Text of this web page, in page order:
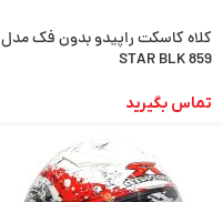
کلاه کاسکت راپیدو بدون فک مدل
STAR BLK 859
تماس بگیرید